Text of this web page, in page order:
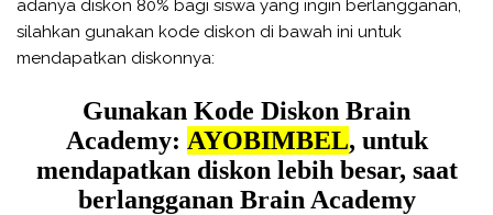
adanya diskon 80% bagi siswa yang ingin berlangganan,
silahkan gunakan kode diskon di bawah ini untuk
mendapatkan diskonnya:
Gunakan Kode Diskon Brain
Academy: AYOBIMBEL, untuk
mendapatkan diskon lebih besar, saat
berlangganan Brain Academy